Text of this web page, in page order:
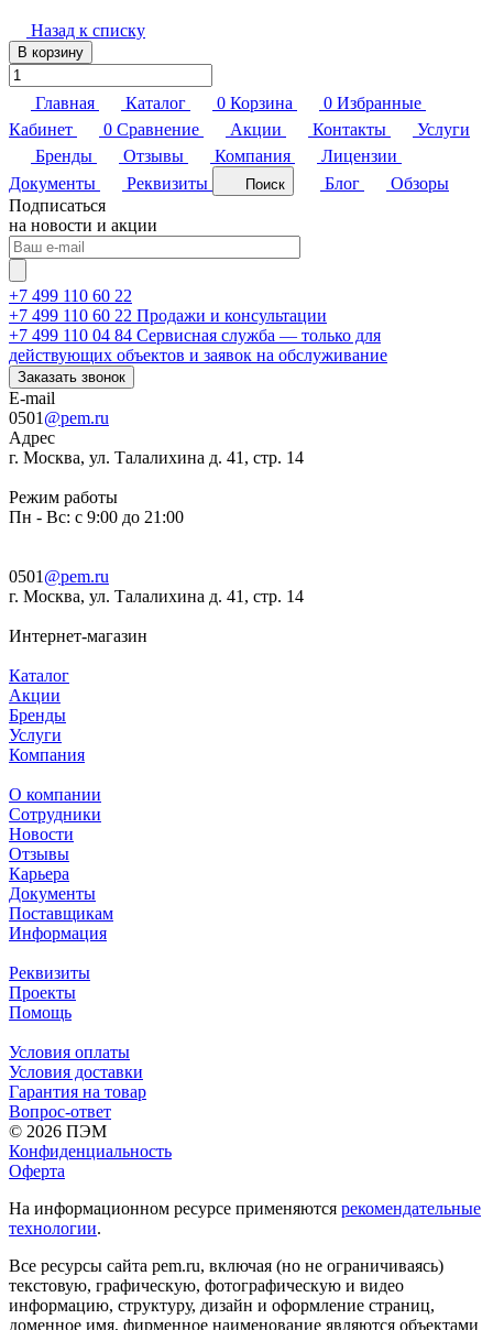
Назад к списку
В корзину
Главная Каталог 0 Корзина 0 Избранные
Кабинет
0 Сравнение Акции Контакты
Услуги
Бренды
Отзывы Компания
Лицензии
Документы
Реквизиты Поиск Блог
Обзоры
Подписаться
на новости и акции
+7 499 110 60 22
+7 499 110 60 22 Продажи и консультации
+7 499 110 04 84 Сервисная служба — только для
действующих объектов и заявок на обслуживание
Заказать звонок
E-mail
0501 @pem.ru
Адрес
г. Москва, ул. Талалихина д. 41, стр. 14
Режим работы
Пн - Вс: с 9:00 до 21:00
0501 @pem.ru
г. Москва, ул. Талалихина д. 41, стр. 14
Интернет-магазин
Каталог
Акции
Бренды
Услуги
Компания
О компании
Сотрудники
Новости
Отзывы
Карьера
Документы
Поставщикам
Информация
Реквизиты
Проекты
Помощь
Условия оплаты
Условия доставки
Гарантия на товар
Вопрос-ответ
© 2026 ПЭМ
Конфиденциальность
Оферта
На информационном ресурсе применяются рекомендательные
технологии.
Все ресурсы сайта pem.ru, включая (но не ограничиваясь)
текстовую, графическую, фотографическую и видео
информацию, структуру, дизайн и оформление страниц,
доменное имя, фирменное наименование являются объектами